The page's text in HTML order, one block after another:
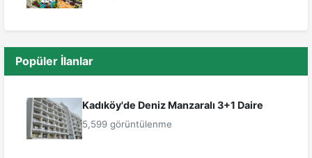
Popüler İlanlar
Kadıköy'de Deniz Manzaralı 3+1 Daire
5,599 görüntülenme